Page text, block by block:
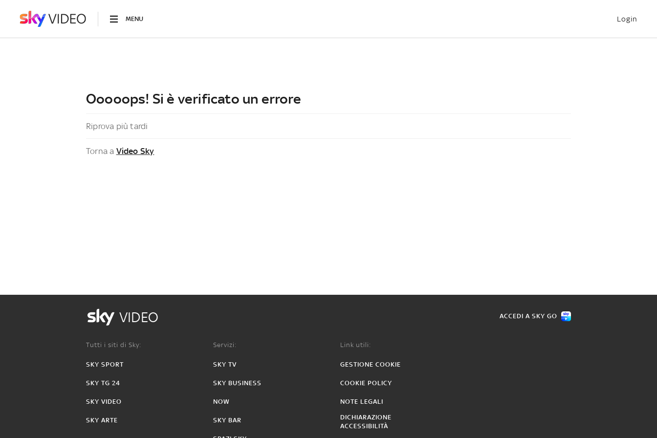
MENU Login
Ooooops! Si è verificato un errore
Riprova più tardi
Torna a Video Sky
VIDEO ACCEDI A SKY GO
Tutti i siti di Sky:
SKY SPORT
SKY TG 24
SKY VIDEO
SKY ARTE
Servizi:
SKY TV
SKY BUSINESS
NOW
SKY BAR
Link utili:
GESTIONE COOKIE
COOKIE POLICY
NOTE LEGALI
DICHIARAZIONE
ACCESSIBILITÀ